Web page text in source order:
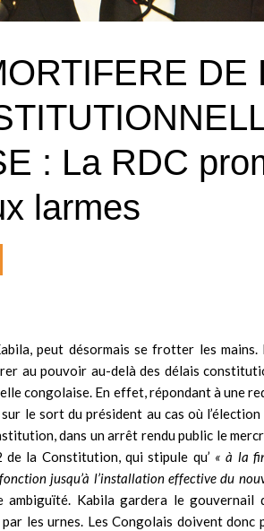
DE
: La RDC
larmes
peut désormais se frotter les mains.
au pouvoir au-delà des délais
congolaise. En effet, répondant à une
le sort du président au cas où
dans un arrêt rendu public le
la Constitution, qui stipule qu’ « à la
jusqu’à l’installation effective du
ambiguïté. Kabila gardera le gouvernail
par les urnes. Les Congolais doivent donc